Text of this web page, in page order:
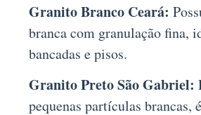
Granito Branco Ceará:
branca com granulação fina,
bancadas e pisos.
Granito Preto São Gabriel:
pequenas partículas brancas,